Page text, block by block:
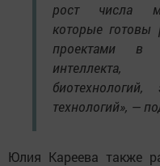
рост числа
которые готовы
проектами в
технологий», —
Юлия Кареева также